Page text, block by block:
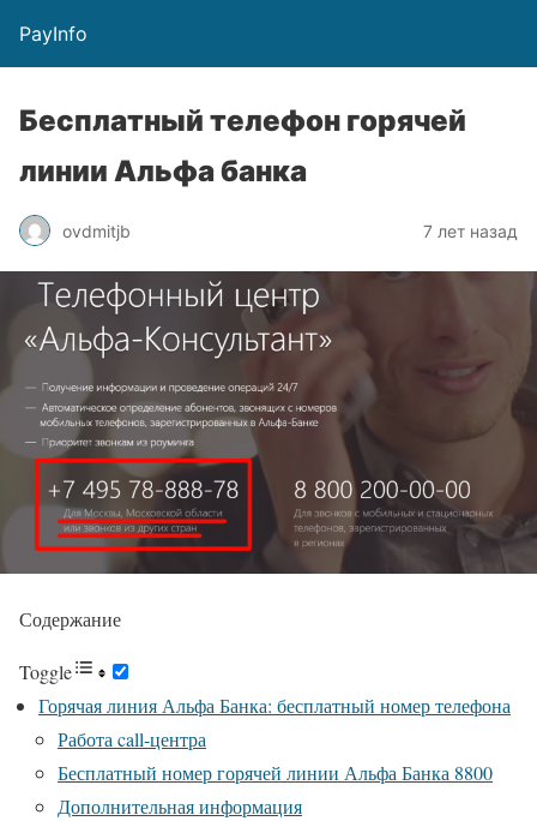
PayInfo
Бесплатный телефон горячей
линии Альфа банка
ovdmitjb 7 лет назад
Содержание
Toggle
Горячая линия Альфа Банка: бесплатный номер телефона
Работа call-центра
Бесплатный номер горячей линии Альфа Банка 8800
Дополнительная информация